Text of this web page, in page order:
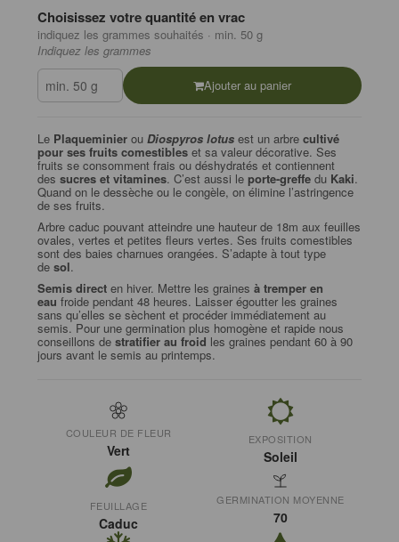
Choisissez votre quantité en vrac
indiquez les grammes souhaités · min. 50 g
Indiquez les grammes
Ajouter au panier
Le Plaqueminier ouDiospyros lotusest un arbrecultivé
pour ses fruits comestibles et sa valeur décorative. Ses
fruits se consomment frais ou déshydratés et contiennent
dessucres et vitamines. C’est aussi leporte-greffe du Kaki.
Quand on le dessèche ou le congèle, on élimine l’astringence
de ses fruits.
Arbre caduc pouvant atteindre une hauteur de 18m aux feuilles
ovales, vertes et petites fleurs vertes. Ses fruits comestibles
sont des baies charnues orangées. S’adapte à tout type
de sol.
Semis directen hiver. Mettre les graines à tremper en
eau froide pendant 48 heures. Laisser égoutter les graines
sans qu’elles se sèchent et procéder immédiatement au
semis. Pour une germination plus homogène et rapide nous
conseillons destratifier au froid les graines pendant 60 à 90
jours avant le semis au printemps.
COULEUR DE FLEUR
Vert
EXPOSITION
Soleil
FEUILLAGE
Caduc
GERMINATION MOYENNE
70